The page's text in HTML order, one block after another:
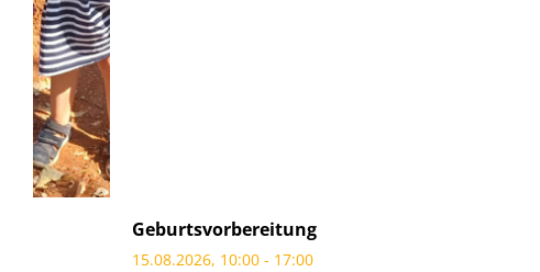
Geburtsvorbereitung
15.08.2026, 10:00 - 17:00